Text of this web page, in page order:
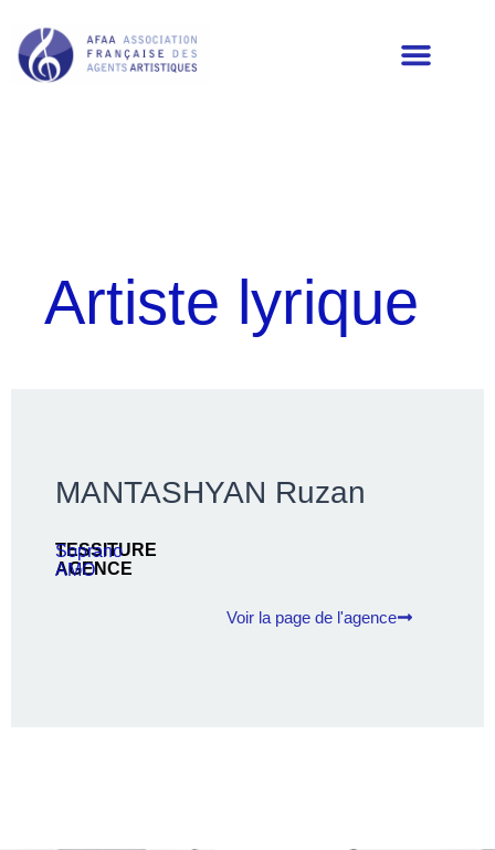
Artiste lyrique
MANTASHYAN Ruzan
TESSITURE
Soprano
AGENCE
AMO
Voir la page de l'agence